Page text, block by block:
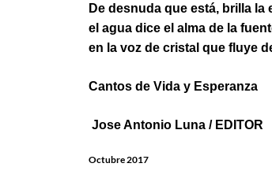
De desnuda que está, brilla la
el agua dice el alma de la
en la voz de cristal que fluye
Cantos de Vida y Esperanza
Jose Antonio Luna / EDITOR
Octubre 2017